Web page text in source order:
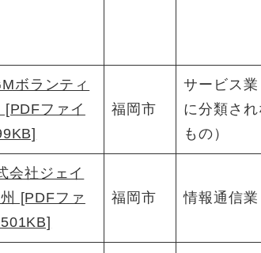
ボランティ
[PDFファイ
​福岡市
サービス業
に分類され
もの）
会社ジェイ
[PDFファ
​福岡市 ​情報通信業